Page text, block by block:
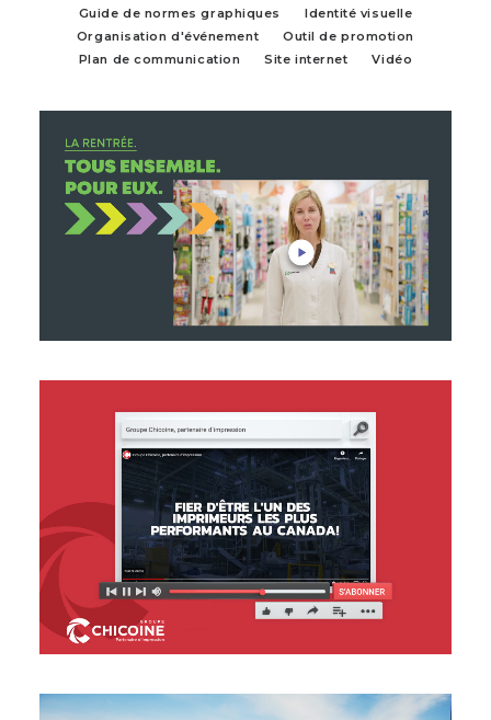
Guide de normes graphiques
Identité visuelle
Organisation d'événement
Outil de promotion
Plan de communication
Site internet Vidéo